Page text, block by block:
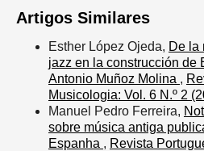
Artigos Similares
Esther López Ojeda, De la
jazz en la construcción de
Antonio Muñoz Molina ,
Musicologia: Vol. 6 N.º 2
Manuel Pedro Ferreira,
sobre música antiga
Espanha , Revista